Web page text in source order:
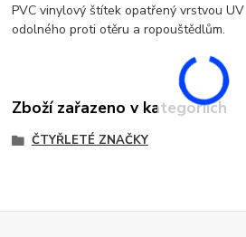
PVC vinylový štítek opatřený vrstvou
odolného proti otěru a ropouštědlům.
Zboží zařazeno v kategoriích
ČTYŘLETÉ ZNAČKY